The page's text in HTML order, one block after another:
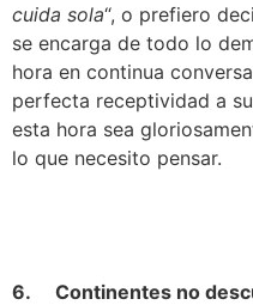
cuida sola“, o prefiero
se encarga de todo lo
hora en continua
perfecta receptividad a
esta hora sea
lo que necesito pensar.
6.     Continentes no